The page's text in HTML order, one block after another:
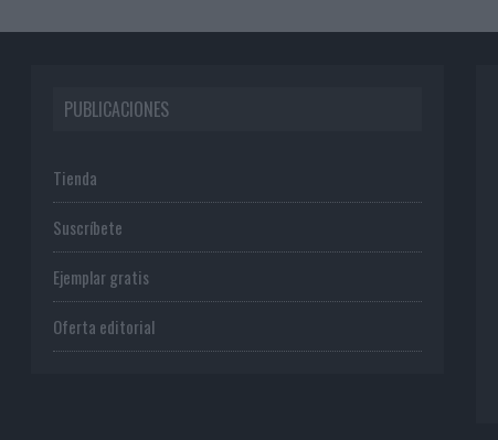
PUBLICACIONES
Tienda
Suscríbete
Ejemplar gratis
Oferta editorial